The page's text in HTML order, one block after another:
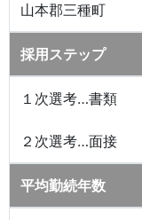
山本郡三種町
採用ステップ
１次選考…書類
２次選考…面接
平均勤続年数